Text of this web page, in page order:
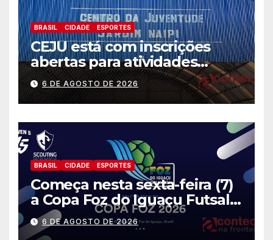
BRASIL CIDADE ESPORTES
CEJU está com inscrições
abertas para atividades
gratuitas
6 DE AGOSTO DE 2026
BRASIL CIDADE ESPORTES
Começa nesta sexta-feira (7)
a Copa Foz do Iguaçu Futsal
2026 com equipes de quatro
países
6 DE AGOSTO DE 2026